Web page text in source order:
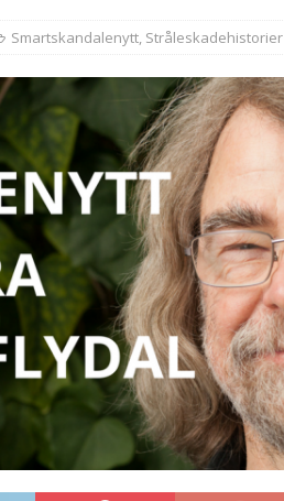
Smartskandalenytt, Stråleskadehistorier